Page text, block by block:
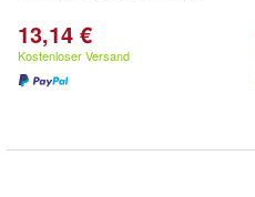
13,14 €
Kostenloser Versand